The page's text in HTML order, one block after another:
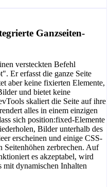
Ganzseiten-
versteckten Befehl
Er erfasst die ganze Seite
aber keine fixierten Elemente,
und bietet keine
skaliert die Seite auf ihre
alles in einem einzigen
sich position:fixed-Elemente
Bilder unterhalb des
erscheinen und einige CSS-
Seitenhöhen zerbrechen. Auf
es akzeptabel, wird
mit dynamischen Inhalten